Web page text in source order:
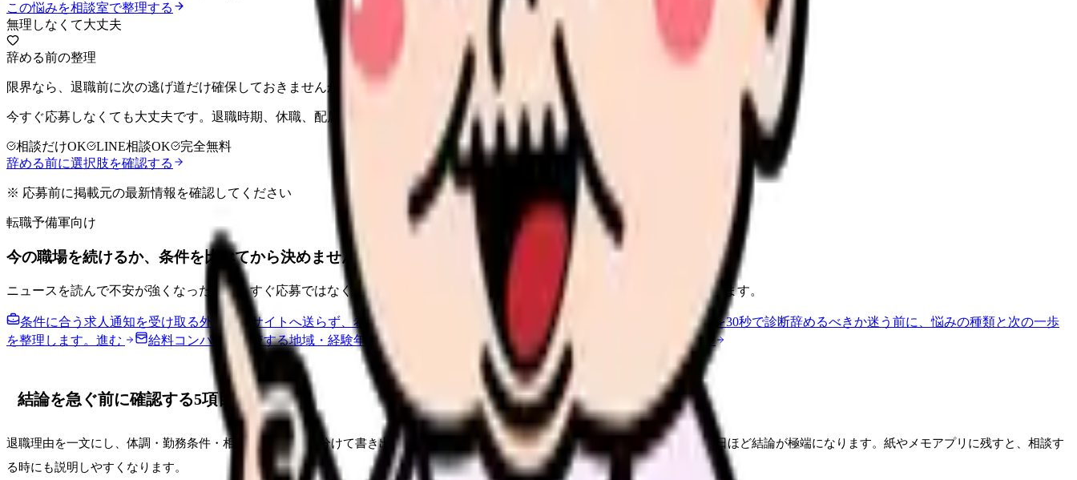
この悩みを相談室で整理する
無理しなくて大丈夫
辞める前の整理
限界なら、退職前に次の逃げ道だけ確保しておきませんか。
今すぐ応募しなくても大丈夫です。退職時期、休職、配属変更、転職先の条件を第三者に整理してもらうだけでも判断しやすくなります。
相談だけOK LINE相談OK
完全無料
辞める前に選択肢を確認する
※ 応募前に掲載元の最新情報を確認してください
転職予備軍向け
今の職場を続けるか、条件を比べてから決めませんか。
ニュースを読んで不安が強くなった時は、すぐ応募ではなく「今の条件・他の選択肢・相談先」を分けると判断しやすくなります。
条件に合う求人通知を受け取る外部転職サイトへ送らず、希望条件と転職時期を自社で預かります。 職場の悩みを30秒で診断辞めるべきか迷う前に、悩みの種類と次の一歩
を整理します。 進む 給料コンパスで比較する地域・経験年数・施設形態から、今の給料の現在地を確認できます。進む
結論を急ぐ前に確認する5項目
退職理由を一文にし、体調・勤務条件・相談済みの事実を分けて書き出すことから始めてください。頭の中だけで考えると、つらい日ほど結論が極端になります。紙やメモアプリに残すと、相談す
る時にも説明しやすくなります。